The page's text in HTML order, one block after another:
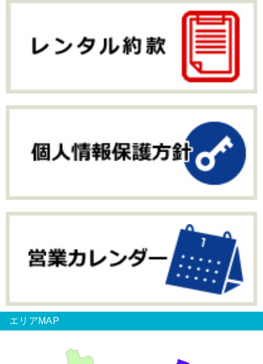
エリアMAP